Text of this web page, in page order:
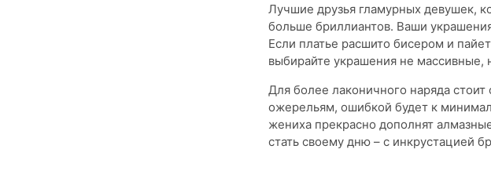
Лучшие друзья гламурных девушек,
больше бриллиантов. Ваши
Если платье расшито бисером и
выбирайте украшения не массивные,
Для более лаконичного наряда
ожерельям, ошибкой будет к
жениха прекрасно дополнят
стать своему дню – с инкрустацией